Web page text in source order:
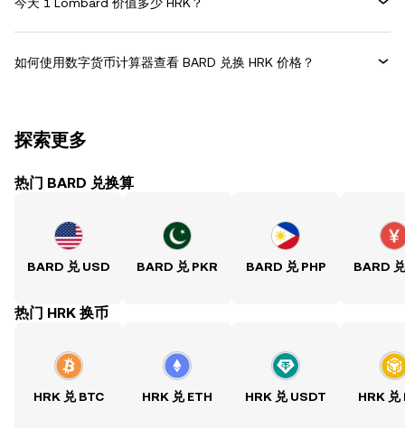
如何使用数字货币计算器查看 BARD 兑换 HRK 价格？
探索更多
热门 BARD 兑换算
BARD 兑 USD BARD 兑 PKR BARD 兑 PHP BARD
热门 HRK 换币
HRK 兑 BTC HRK 兑 ETH HRK 兑 USDT HRK 兑